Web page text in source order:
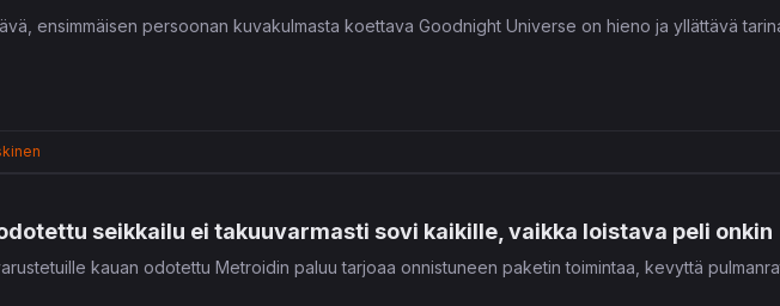
ensimmäisen persoonan kuvakulmasta koettava Goodnight Universe on hieno ja yllättävä
seikkailu ei takuuvarmasti sovi kaikille, vaikka loistava peli onkin
kauan odotettu Metroidin paluu tarjoaa onnistuneen paketin toimintaa, kevyttä